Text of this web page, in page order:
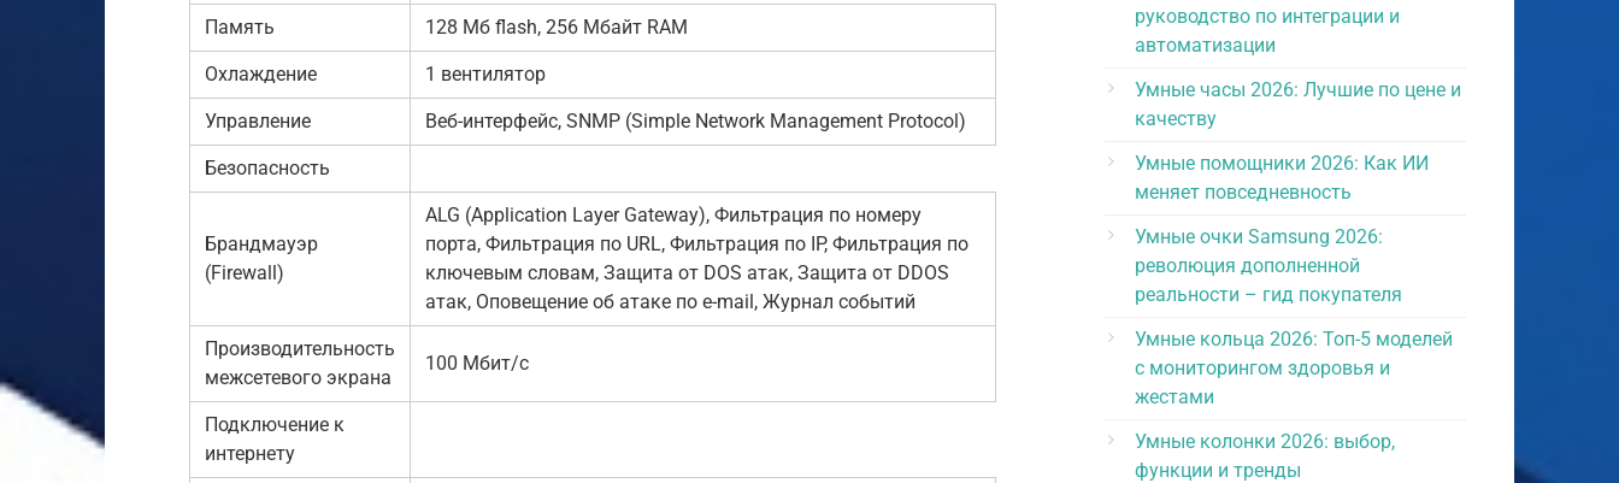
Память 128 Мб flash, 256 Мбайт RAM
Охлаждение 1 вентилятор
Управление Веб-интерфейс, SNMP (Simple Network Management Protocol)
Безопасность
Брандмауэр
(Firewall)
ALG (Application Layer Gateway), Фильтрация по номеру
порта, Фильтрация по URL, Фильтрация по IP, Фильтрация по
ключевым словам, Защита от DOS атак, Защита от DDOS
атак, Оповещение об атаке по e-mail, Журнал событий
Производительность
межсетевого экрана
100 Мбит/с
Подключение к
интернету
руководство по интеграции и
автоматизации
Умные часы 2026: Лучшие по цене и
качеству
Умные помощники 2026: Как ИИ
меняет повседневность
Умные очки Samsung 2026:
революция дополненной
реальности – гид покупателя
Умные кольца 2026: Топ-5 моделей
с мониторингом здоровья и
жестами
Умные колонки 2026: выбор,
функции и тренды